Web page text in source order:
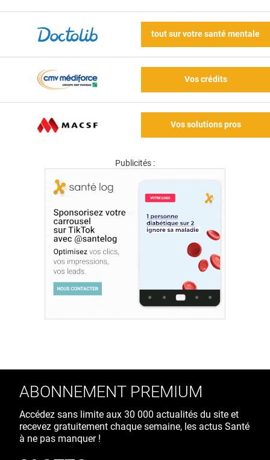
tout sur votre santé mentale
Vos crédits
Vos solutions pros
Publicités :
ABONNEMENT PREMIUM
Accédez sans limite aux 30 000 actualités du site et
recevez gratuitement chaque semaine, les actus Santé
à ne pas manquer !